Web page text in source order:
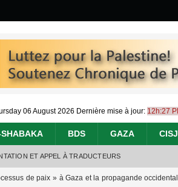
06 August 2026 Dernière mise à jour: 12h:27
BDS GAZA
ET APPEL À TRADUCTEURS
de paix » à Gaza et la propagande